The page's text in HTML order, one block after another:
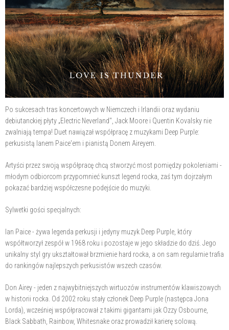
Po sukcesach tras koncertowych w Niemczech i Irlandii oraz wydaniu
debiutanckiej płyty „Electric Neverland", Jack Moore i Quentin Kovalsky nie
zwalniają tempa! Duet nawiązał współpracę z muzykami Deep Purple:
perkusistą Ianem Paice'em i pianistą Donem Aireyem.
Artyści przez swoją współpracę chcą stworzyć most pomiędzy pokoleniami -
młodym odbiorcom przypomnieć kunszt legend rocka, zaś tym dojrzałym
pokazać bardziej współczesne podejście do muzyki.
Sylwetki gości specjalnych:
Ian Paice - żywa legenda perkusji i jedyny muzyk Deep Purple, który
współtworzył zespół w 1968 roku i pozostaje w jego składzie do dziś. Jego
unikalny styl gry ukształtował brzmienie hard rocka, a on sam regularnie trafia
do rankingów najlepszych perkusistów wszech czasów.
Don Airey - jeden z najwybitniejszych wirtuozów instrumentów klawiszowych
w historii rocka. Od 2002 roku stały członek Deep Purple (następca Jona
Lorda), wcześniej współpracował z takimi gigantami jak Ozzy Osbourne,
Black Sabbath, Rainbow, Whitesnake oraz prowadził karierę solową.